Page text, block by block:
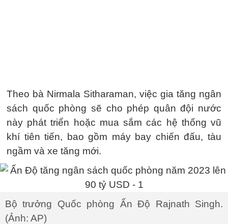
Theo bà Nirmala Sitharaman, việc gia tăng ngân
sách quốc phòng sẽ cho phép quân đội nước
này phát triển hoặc mua sắm các hệ thống vũ
khí tiên tiến, bao gồm máy bay chiến đấu, tàu
ngầm và xe tăng mới.
Bộ trưởng Quốc phòng Ấn Độ Rajnath Singh.
(Ảnh: AP)